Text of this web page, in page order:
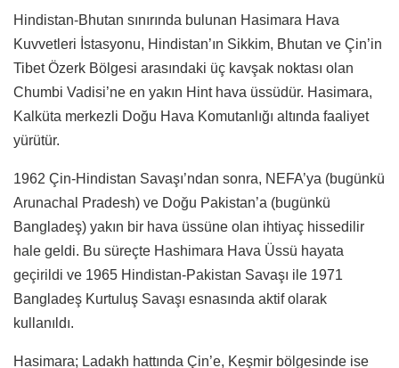
Hindistan-Bhutan sınırında bulunan Hasimara Hava
Kuvvetleri İstasyonu, Hindistan’ın Sikkim, Bhutan ve Çin’in
Tibet Özerk Bölgesi arasındaki üç kavşak noktası olan
Chumbi Vadisi’ne en yakın Hint hava üssüdür. Hasimara,
Kalküta merkezli Doğu Hava Komutanlığı altında faaliyet
yürütür.
1962 Çin-Hindistan Savaşı’ndan sonra, NEFA’ya (bugünkü
Arunachal Pradesh) ve Doğu Pakistan’a (bugünkü
Bangladeş) yakın bir hava üssüne olan ihtiyaç hissedilir
hale geldi. Bu süreçte Hashimara Hava Üssü hayata
geçirildi ve 1965 Hindistan-Pakistan Savaşı ile 1971
Bangladeş Kurtuluş Savaşı esnasında aktif olarak
kullanıldı.
Hasimara; Ladakh hattında Çin’e, Keşmir bölgesinde ise